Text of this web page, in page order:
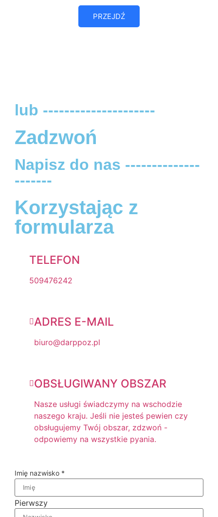
PRZEJDŹ
Napisz do nas --------------
-------
Korzystając z
formularza
lub ---------------------
Zadzwoń
Imię nazwisko *
Pierwszy
TELEFON
509476242
ADRES E-MAIL
biuro@darppoz.pl
OBSŁUGIWANY OBSZAR
Nasze usługi świadczymy na wschodzie
naszego kraju. Jeśli nie jesteś pewien czy
obsługujemy Twój obszar, zdzwoń -
odpowiemy na wszystkie pyania.